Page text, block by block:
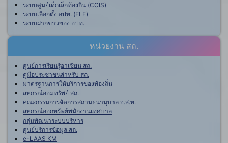
ระบบศูนย์เด็กเล็กท้องถิ่น (CCIS)
ระบบเลือกตั้ง อปท. (ELE)
ระบบฝากข่าวของ อปท.
หน่วยงาน สถ.
ศูนย์การเรียนรู้อาเซียน สถ.
คู่มือประชาชนสำหรับ สถ.
มาตรฐานการให้บริการของท้องถิ่น
สหกรณ์ออมทรัพย์ สถ.
คณะกรรมการจัดการสถานธนานุบาล จ.ส.ท.
สหกรณ์ออกทรัพย์พนักงานเทศบาล
กลุ่มพัฒนาระบบบริหาร
ศูนย์บริการข้อมูล สถ.
e-LAAS KM